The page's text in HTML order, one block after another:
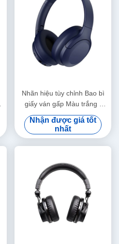
Nhãn hiệu tùy chỉnh Bao bì
giấy ván gấp Màu trắng /
Đen / Vàng hồng Hộp quà từ
tính sang trọng với nắp ruy
băng
Nhận được giá tốt
nhất